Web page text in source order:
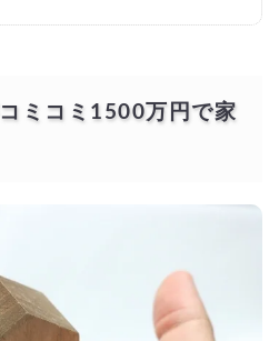
く家の建て替えをできる優良会社を探
ミコミ1500万円で家